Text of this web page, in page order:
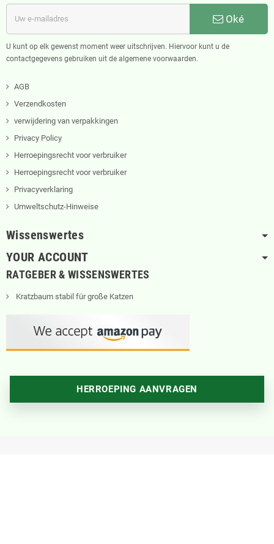
Oké
U kunt op elk gewenst moment weer uitschrijven. Hiervoor kunt u de
contactgegevens gebruiken uit de algemene voorwaarden.
AGB
Verzendkosten
verwijdering van verpakkingen
Privacy Policy
Herroepingsrecht voor verbruiker
Herroepingsrecht voor verbruiker
Privacyverklaring
Umweltschutz-Hinweise
Wissenswertes
YOUR ACCOUNT
RATGEBER & WISSENSWERTES
Kratzbaum stabil für große Katzen
HERROEPING AANVRAGEN